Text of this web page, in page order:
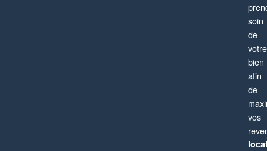
soin
de
votre
bien
afin
de
vos